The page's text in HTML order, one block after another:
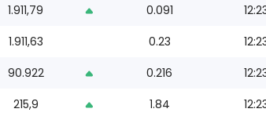
1.911,79 0.091
1.911,63 0.23
90.922 0.216
215,9 1.84